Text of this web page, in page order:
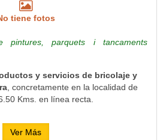
tiene fotos
pintures, parquets i tancaments
y servicios de bricolaje y
, concretamente en la localidad de
Kms. en línea recta.
Ver Más